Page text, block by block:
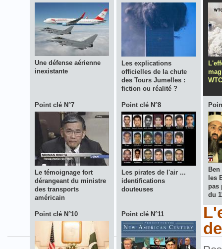
Une défense aérienne
inexistante
Les explications
officielles de la chute
des Tours Jumelles :
fiction ou réalité ?
Point clé N°7
Le témoignage fort
dérangeant du ministre
des transports
américain
Point clé N°8
Les pirates de l'air ...
identifications
douteuses
les
pas
du
Point clé N°10 Point clé N°11